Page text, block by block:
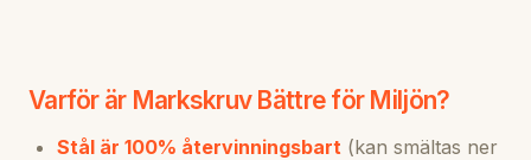
Varför är Markskruv Bättre för Miljön?
Stål är 100% återvinningsbart (kan smältas ner